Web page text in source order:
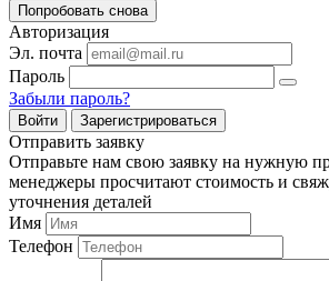
Попробовать снова
Авторизация
Эл. почта
Пароль
Забыли пароль?
Войти Зарегистрироваться
Отправить заявку
Отправьте нам свою заявку на нужную
менеджеры просчитают стоимость и
уточнения деталей
Имя
Телефон